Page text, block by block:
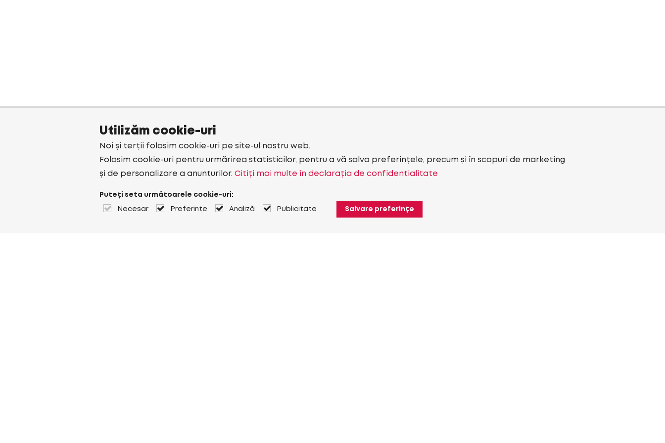
Utilizăm cookie-uri
Noi și terții folosim cookie-uri pe site-ul nostru web.
Folosim cookie-uri pentru urmărirea statisticilor, pentru a vă salva preferințele, precum și în scopuri de marketing
și de personalizare a anunțurilor. Citiți mai multe în declarația de confidențialitate
Puteți seta următoarele cookie-uri:
Necesar Preferințe Analiză Publicitate Salvare preferințe